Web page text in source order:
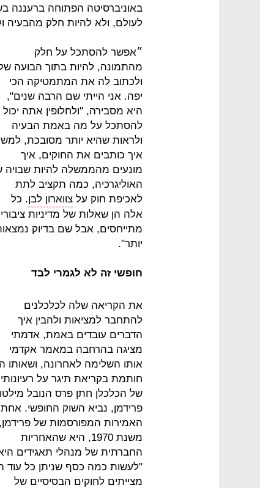
באוניברסיטה הפתוחה ברעננה
לעולם, ולא להיות חלק מהבעיה
״אפשר להסתכל על חלק
מהתמונה, להיות בתוך הבועה
ולכתוב לה את המתמטיקה הכי
יפה. אני הייתי שם הרבה שנים",
היא מסבירה, "ולחלופין אתה יכול
להסתכל על מה באמת הבעיה
ולראות שהיא יותר מסובכת,
איך כותבים את החוקים, איך
מונעים מהממשלה להיות שבויה
האוליגרכיה, כמה תקציב לתת
לאכיפת חוק על צווארון לבן. כל
אלה הן שאלות של מדיניות
מתייחסים, אבל שם בדיוק
יותר".
חופשי זה לא לגמרי לבד
את הקריאה שלה לכלכלנים
להתחבר למציאות ולהבין איך
הדברים עובדים באמת, אדמתי
מציגה בהרחבה במאמר אקדמי
אותו השלימה לאחרונה, ושאותו
חותמת בקריאת תיגר על
של הכלכלן חתן פרס הנובל
פרידמן, נביא השוק החופשי. אחת
האמירות המפורסמות של פרידמן,
משנת 1970, היא שהאחריות
החברתית של מנהלי תאגידים
"לעשות כמה כסף שניתן כל עוד
מצייתים לחוקים הבסיסיים של